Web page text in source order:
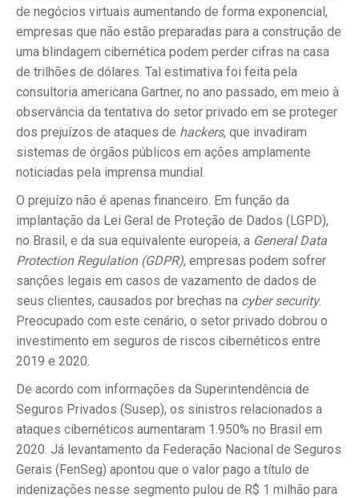
de negócios virtuais aumentando de forma exponencial,
empresas que não estão preparadas para a construção de
uma blindagem cibernética podem perder cifras na casa
de trilhões de dólares. Tal estimativa foi feita pela
consultoria americana Gartner, no ano passado, em meio à
observância da tentativa do setor privado em se proteger
dos prejuízos de ataques de hackers, que invadiram
sistemas de órgãos públicos em ações amplamente
noticiadas pela imprensa mundial.
O prejuízo não é apenas financeiro. Em função da
implantação da Lei Geral de Proteção de Dados (LGPD),
no Brasil, e da sua equivalente europeia, a General Data
Protection Regulation (GDPR), empresas podem sofrer
sanções legais em casos de vazamento de dados de
seus clientes, causados por brechas na cyber security.
Preocupado com este cenário, o setor privado dobrou o
investimento em seguros de riscos cibernéticos entre
2019 e 2020.
De acordo com informações da Superintendência de
Seguros Privados (Susep), os sinistros relacionados a
ataques cibernéticos aumentaram 1.950% no Brasil em
2020. Já levantamento da Federação Nacional de Seguros
Gerais (FenSeg) apontou que o valor pago a título de
indenizações nesse segmento pulou de R$ 1 milhão para